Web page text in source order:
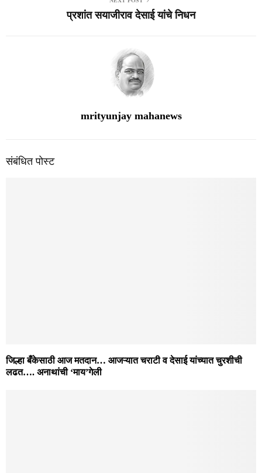
प्रशांत सयाजीराव देसाई यांचे निधन
mrityunjay mahanews
संबंधित पोस्ट
जिल्हा बँकेसाठी आज मतदान… आजऱ्यात चराटी व देसाई यांच्यात चुरशीची
लढत…. अनाथांची ‘माय’गेली